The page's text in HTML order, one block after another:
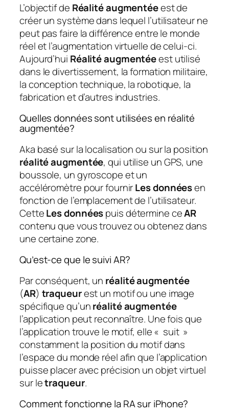
L’objectif de Réalité augmentéeest de
créer un système dans lequel l’utilisateur ne
peut pas faire la différence entre le monde
réel et l’augmentation virtuelle de celui-ci.
Aujourd’hui Réalité augmentéeest utilisé
dans le divertissement, la formation militaire,
la conception technique, la robotique, la
fabrication et d’autres industries.
Quelles données sont utilisées en réalité
augmentée?
Aka basé sur la localisation ou sur la position
réalité augmentée, qui utilise un GPS, une
boussole, un gyroscope et un
accéléromètre pour fournirLes donnéesen
fonction de l’emplacement de l’utilisateur.
CetteLes donnéespuis détermine ceAR
contenu que vous trouvez ou obtenez dans
une certaine zone.
Qu’est-ce que le suivi AR?
Par conséquent, un réalité augmentée
(AR) traqueurest un motif ou une image
spécifique qu’unréalité augmentée
l’application peut reconnaître. Une fois que
l’application trouve le motif, elle « suit »
constamment la position du motif dans
l’espace du monde réel afin que l’application
puisse placer avec précision un objet virtuel
sur letraqueur.
Comment fonctionne la RA sur iPhone?